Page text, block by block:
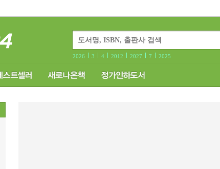
2026 3 4 2012 2027 7 2025